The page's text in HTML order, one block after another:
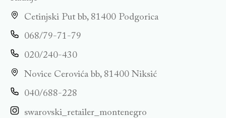
Cetinjski Put bb, 81400 Podgorica
068/79-71-79
020/240-430
Novice Cerovića bb, 81400 Niksić
040/688-228
swarovski_retailer_montenegro